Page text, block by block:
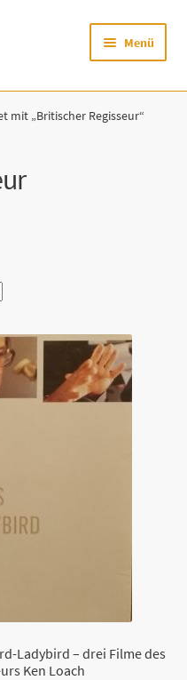
Menü
mit „Britischer Regisseur“
Ladybird – drei Filme des
Ken Loach